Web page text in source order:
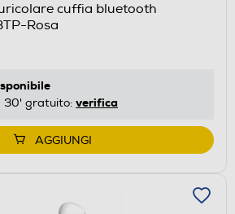
cuffia bluetooth
Rosa
30' gratuito: verifica
AGGIUNGI